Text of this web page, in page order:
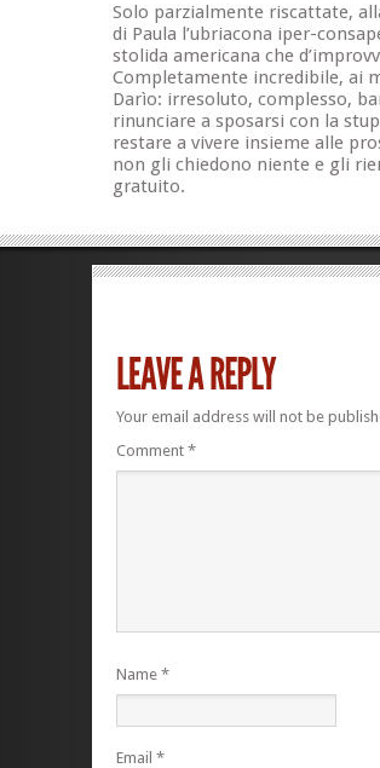
Solo parzialmente riscattate,
di Paula l’ubriacona iper-
stolida americana che
Completamente incredibile, ai
Darìo: irresoluto, complesso,
rinunciare a sposarsi con la
restare a vivere insieme alle
non gli chiedono niente e gli
gratuito.
Your email address will not be
Comment *
Name *
Email *